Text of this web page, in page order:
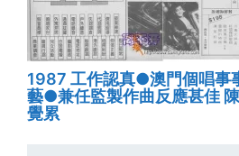
1987 工作認真●澳門個唱事
藝●兼任監製作曲反應甚佳
覺累